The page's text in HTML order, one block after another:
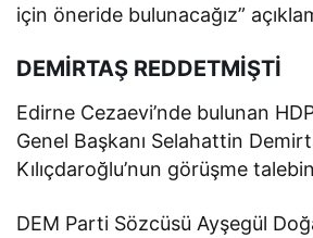
için öneride bulunacağız”
DEMİRTAŞ REDDETMİŞTİ
Edirne Cezaevi’nde bulunan
Genel Başkanı Selahattin
Kılıçdaroğlu’nun görüşme
DEM Parti Sözcüsü Ayşegül